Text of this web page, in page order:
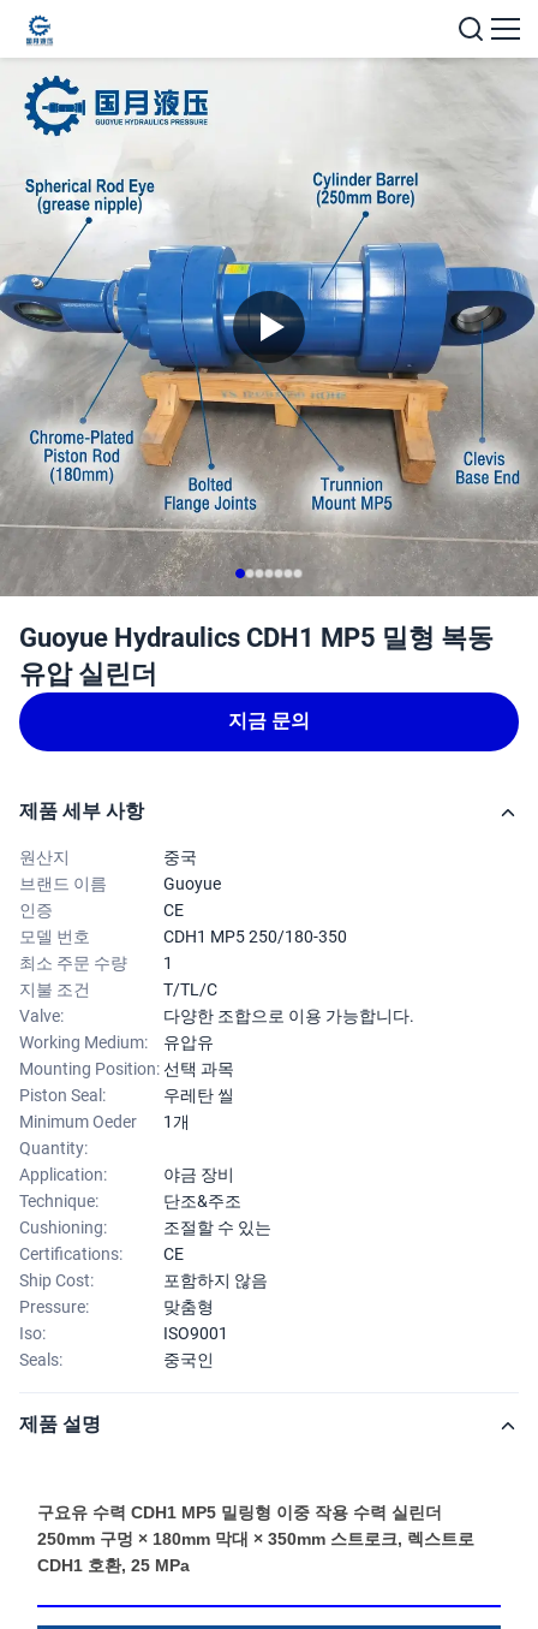
Guoyue Hydraulics CDH1 MP5 밀형 복동
유압 실린더
지금 문의
제품 세부 사항
원산지
중국
브랜드 이름
Guoyue
인증
CE
모델 번호
CDH1 MP5 250/180-350
최소 주문 수량
1
지불 조건
T/TL/C
Valve:
다양한 조합으로 이용 가능합니다.
Working Medium:
유압유
Mounting Position:선택 과목
Piston Seal:
우레탄 씰
Minimum Oeder
Quantity:
1개
Application:
야금 장비
Technique:
단조&주조
Cushioning:
조절할 수 있는
Certifications:
CE
Ship Cost:
포함하지 않음
Pressure:
맞춤형
Iso:
ISO9001
Seals:
중국인
제품 설명
구요유 수력 CDH1 MP5 밀링형 이중 작용 수력 실린더
250mm 구멍 × 180mm 막대 × 350mm 스트로크, 렉스트로
CDH1 호환, 25 MPa